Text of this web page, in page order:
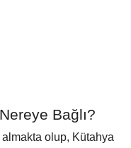
Bağlı?
olup, Kütahya